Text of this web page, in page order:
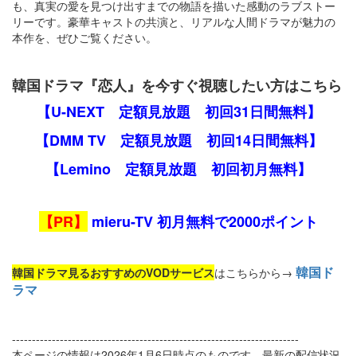
も、真実の愛を見つけ出すまでの物語を描いた感動のラブストー
リーです。豪華キャストの共演と、リアルな人間ドラマが魅力の
本作を、ぜひご覧ください。
韓国ドラマ『恋人』を今すぐ視聴したい方はこちら
【U-NEXT 定額見放題 初回31日間無料】
【DMM TV 定額見放題 初回14日間無料】
【Lemino 定額見放題 初回初月無料】
【PR】 mieru-TV 初月無料で2000ポイント
韓国ドラマ見るおすすめのVODサービスはこちらから→ 韓国ド
ラマ
------------------------------------------------------------------------